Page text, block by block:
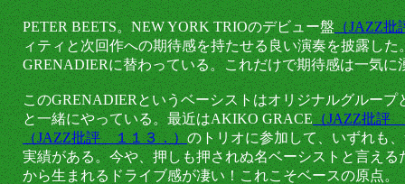
PETER BEETS。NEW YORK TRIOのデビュー盤（JAZZ
ィティと次回作への期待感を持たせる良い演奏を披露した
GRENADIERに替わっている。これだけで期待感は一気に
このGRENADIERというベーシストはオリジナルグルー
と一緒にやっている。最近はAKIKO GRACE（JAZZ批評
（JAZZ批評 １１３．）のトリオに参加して、いずれも
実績がある。今や、押しも押されぬ名ベーシストと言え
から生まれるドライブ感が凄い！これこそベースの原点。